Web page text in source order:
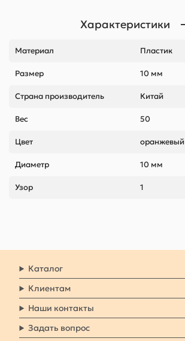
Характеристики
Материал Пластик
Размер 10 мм
Страна производитель Китай
Вес 50
Цвет оранжевый
Диаметр 10 мм
Узор 1
Каталог
Клиентам
Наши контакты
Задать вопрос